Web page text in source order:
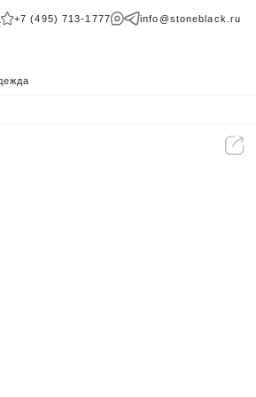
+7 (495) 713-1777 info@stoneblack.ru